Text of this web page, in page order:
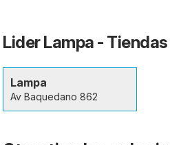
Lider Lampa -
Lampa
Av Baquedano 862